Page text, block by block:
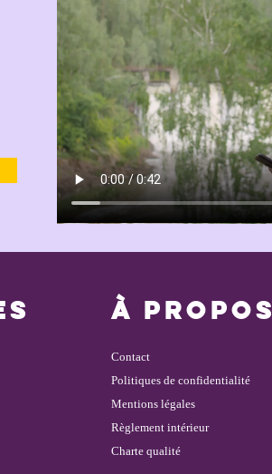
À PROPOS
Contact
Politiques de confidentialité
Mentions légales
Règlement intérieur
Charte qualité